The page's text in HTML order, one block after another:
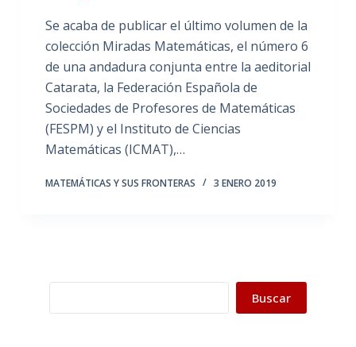
Se acaba de publicar el último volumen de la
colección Miradas Matemáticas, el número 6
de una andadura conjunta entre la aeditorial
Catarata, la Federación Española de
Sociedades de Profesores de Matemáticas
(FESPM) y el Instituto de Ciencias
Matemáticas (ICMAT),…
MATEMÁTICAS Y SUS FRONTERAS 3 ENERO 2019
Buscar